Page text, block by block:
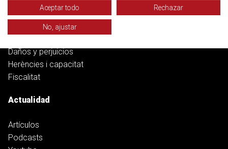
Familia
Función pública
Daños y perjuicios
Herències i capacitat
Fiscalitat
Actualidad
Artículos
Podcasts
Aceptar todo Rechazar
No, ajustar